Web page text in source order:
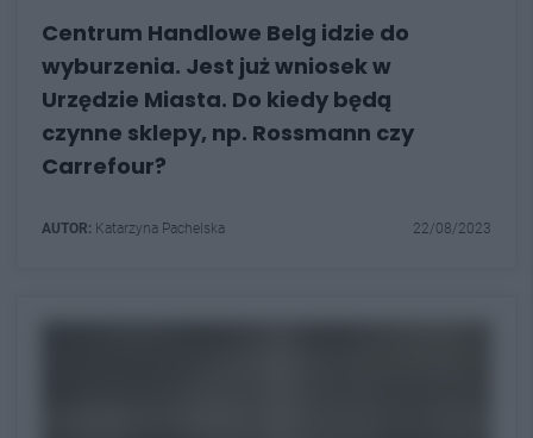
Centrum Handlowe Belg idzie do
wyburzenia. Jest już wniosek w
Urzędzie Miasta. Do kiedy będą
czynne sklepy, np. Rossmann czy
Carrefour?
AUTOR: Katarzyna Pachelska 22/08/2023